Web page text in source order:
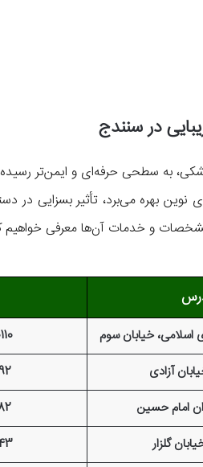
در سنندج
به سطحی حرفه‌ای و ایمن‌تر
بهره می‌برد، تأثیر بسزایی در
مشخصات و خدمات آن‌ها معرفی خواهیم
اسلامی، خیابان سوم
آزادی
امام حسین
گلزار